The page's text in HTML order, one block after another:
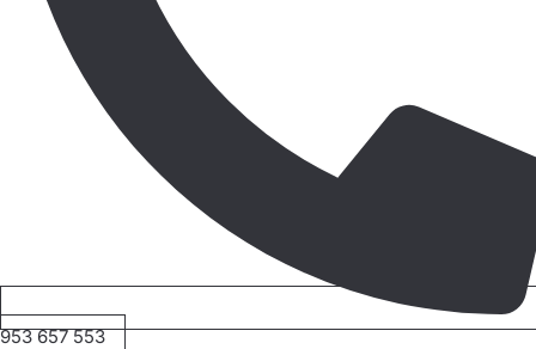
953 657 553